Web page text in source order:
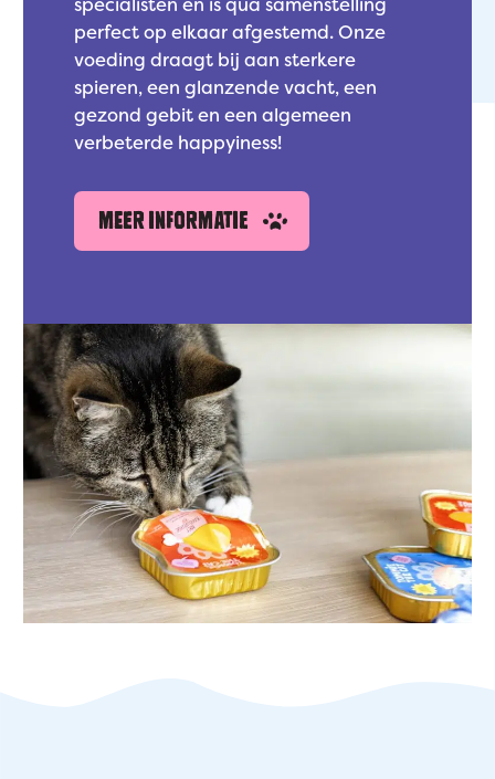
perfect op elkaar afgestemd. Onze
voeding draagt bij aan sterkere
spieren, een glanzende vacht, een
gezond gebit en een algemeen
verbeterde happyiness!
MEER INFORMATIE